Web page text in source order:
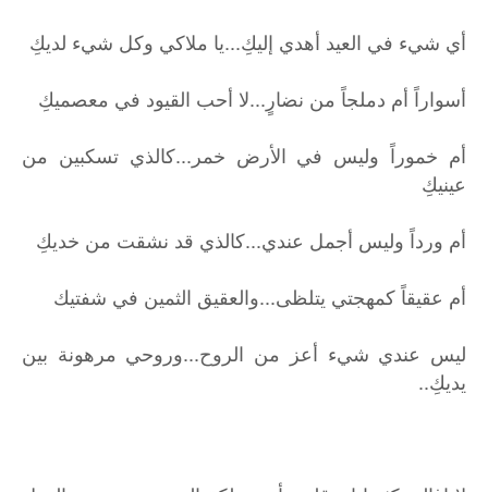
أي شيء في العيد أهدي إليكِ...يا ملاكي وكل شيء لديكِ
أسواراً أم دملجاً من نضارٍ...لا أحب القيود في معصميكِ
أم خموراً وليس في الأرض خمر...كالذي تسكبين من
عينيكِ
أم ورداً وليس أجمل عندي...كالذي قد نشقت من خديكِ
أم عقيقاً كمهجتي يتلظى...والعقيق الثمين في شفتيك
ليس عندي شيء أعز من الروح...وروحي مرهونة بين
يديكِ..